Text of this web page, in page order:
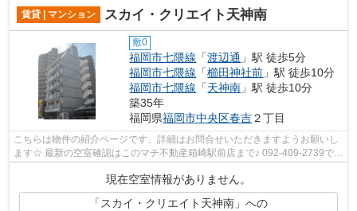
賃貸 | マンション スカイ・クリエイト天神南
敷0
福岡市七隈線 「渡辺通 」駅 徒歩5分
福岡市七隈線 「櫛田神社前 」駅 徒歩10分
福岡市七隈線 「天神南 」駅 徒歩10分
築35年
福岡県福岡市中央区春吉２丁目
こちらは物件の紹介ページです、詳細はお問合せいただきますようお願いし
ます☆ 最新の空室確認はこのマチ不動産箱崎駅前店まで♪ 092-409-2739で
現在空室情報がありません。
「スカイ・クリエイト天神南」への